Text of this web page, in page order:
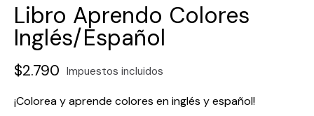
Libro Aprendo Colores
Inglés/Español
$2.790 Impuestos incluidos
¡Colorea y aprende colores en inglés y español!